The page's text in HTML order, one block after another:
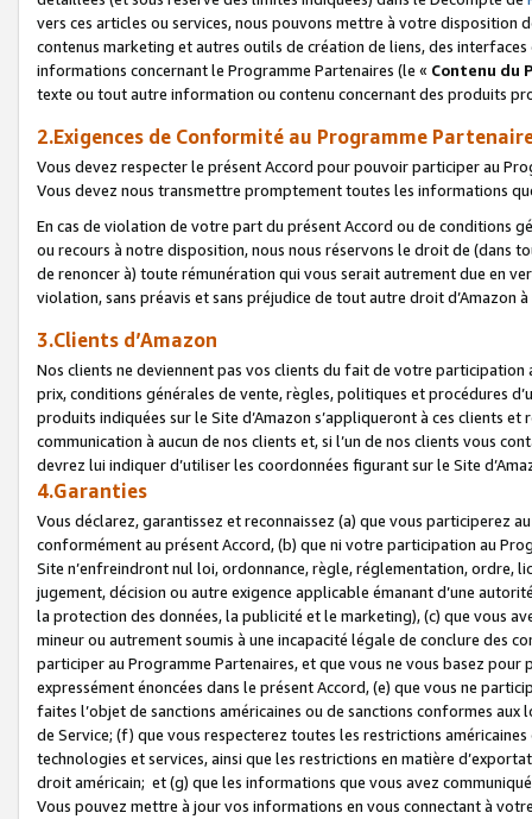
vers ces articles ou services, nous pouvons mettre à votre disposition
contenus marketing et autres outils de création de liens, des
informations concernant le Programme Partenaires (le « Contenu du
texte ou tout autre information ou contenu concernant des produits
2.Exigences de Conformité au Programme
Vous devez respecter le présent Accord pour pouvoir participer au
Vous devez nous transmettre promptement toutes les informations
En cas de violation de votre part du présent Accord ou de conditions
ou recours à notre disposition, nous nous réservons le droit de (dans
de renoncer à) toute rémunération qui vous serait autrement due en
violation, sans préavis et sans préjudice de tout autre droit
3.Clients d’Amazon
Nos clients ne deviennent pas vos clients du fait de votre
prix, conditions générales de vente, règles, politiques et procédures
produits indiquées sur le Site d’Amazon s’appliqueront à ces clients
communication à aucun de nos clients et, si l’un de nos clients vous
devrez lui indiquer d’utiliser les coordonnées figurant sur le Site
4.Garanties
Vous déclarez, garantissez et reconnaissez (a) que vous participerez
conformément au présent Accord, (b) que ni votre participation au
Site n’enfreindront nul loi, ordonnance, règle, réglementation, ordre,
jugement, décision ou autre exigence applicable émanant d’une
la protection des données, la publicité et le marketing), (c) que vous
mineur ou autrement soumis à une incapacité légale de conclure des
participer au Programme Partenaires, et que vous ne vous basez
expressément énoncées dans le présent Accord, (e) que vous ne
faites l’objet de sanctions américaines ou de sanctions conformes
de Service; (f) que vous respecterez toutes les restrictions
technologies et services, ainsi que les restrictions en matière
droit américain; et (g) que les informations que vous avez
Vous pouvez mettre à jour vos informations en vous connectant à